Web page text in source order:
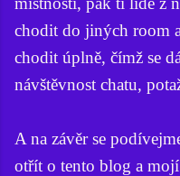
chodit do jiných room
chodit úplně, čímž se
návštěvnost chatu,
A na závěr se
otřít o tento blog a